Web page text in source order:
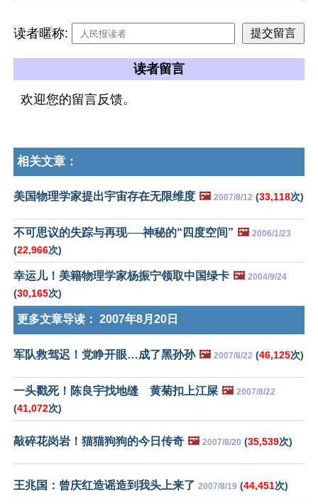
读者暱称:
读者留言
欢迎您的留言反馈。
相关文章：
美国物理学家提出宇宙存在无限维度 🖼️ 2007/8/12 (33,118次)
不可思议的失踪与再现──神秘的“四度空间” 🖼️ 2006/1/23
(22,966次)
幸运儿！美籍物理学家杨振宁领取中国绿卡 🖼️ 2004/9/24
(30,165次)
更多文章导读： 2007年8月20日
军队救驾迟！党睁开眼…成了黑孙孙 🖼️ 2007/8/22 (46,125次)
一头戳死！陈良宇找地缝 黄菊扣上江屎 🖼️ 2007/8/22
(41,072次)
敲碎花岗岩！猫猫狗狗的今日传奇 🖼️ 2007/8/20 (35,539次)
王兆国：曾庆红造谣造到我头上来了 2007/8/19 (44,451次)